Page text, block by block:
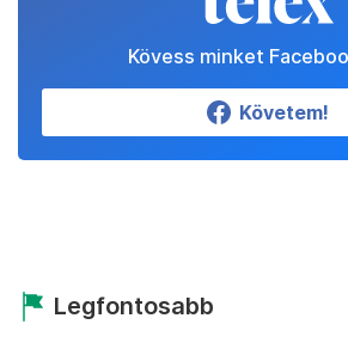
Kövess minket
Követem!
Legfontosabb